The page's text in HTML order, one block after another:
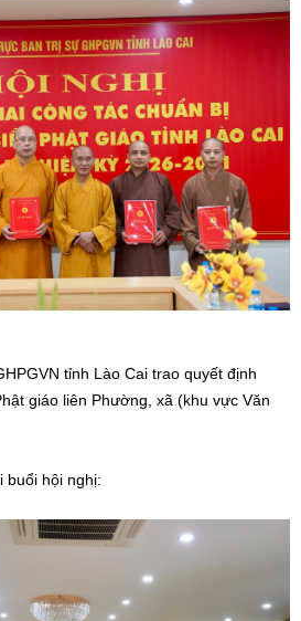
tỉnh Lào Cai trao quyết định
giáo liên Phường, xã (khu vực Văn
buổi hội nghị: